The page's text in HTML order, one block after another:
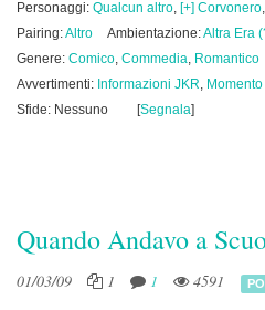
Personaggi: Qualcun altro, [+] Corvonero,
Pairing:Altro Ambientazione:Altra Era
Genere: Comico, Commedia, Romantico
Avvertimenti: Informazioni JKR,
Sfide: Nessuno
[Segnala]
Quando Andavo a
01/03/09 1 1 4591